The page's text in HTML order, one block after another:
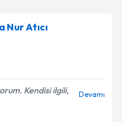
Nur Atıcı
Kendisi ilgili,